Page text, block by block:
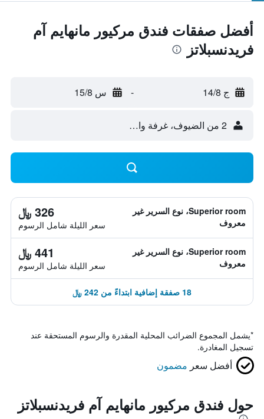
أفضل صفقات فندق مركيور مانهايم آم
فريدنسبلاتز
ج 14/8 - س 15/8
2 من الضيوف، غرفة واحدة
Superior room، نوع السرير غير
معروف
326 ﷼
سعر الليلة شامل الرسوم
Superior room، نوع السرير غير
معروف
441 ﷼
سعر الليلة شامل الرسوم
18 صفقة إضافية ابتداءً من 242 ﷼
*يشمل المجموع الضرائب المحلية المقدرة والرسوم المستحقة عند
تسجيل المغادرة.
أفضل سعر مضمون
حول فندق مركيور مانهايم آم فريدنسبلاتز